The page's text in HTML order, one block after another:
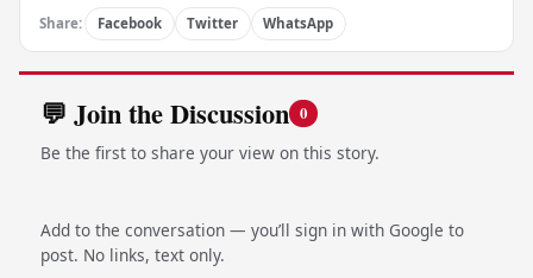
Share: Facebook Twitter WhatsApp
💬 Join the Discussion 0
Be the first to share your view on this story.
Add to the conversation — you’ll sign in with Google to
post. No links, text only.